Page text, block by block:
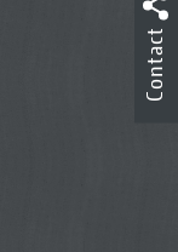
Contact